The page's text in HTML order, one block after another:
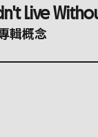
Live
輯概念